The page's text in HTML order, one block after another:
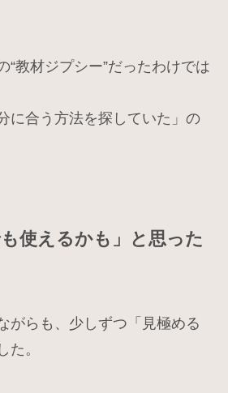
“教材ジプシー”だったわけでは
に合う方法を探していた」の
使えるかも」と思った
がらも、少しずつ「見極める
た。